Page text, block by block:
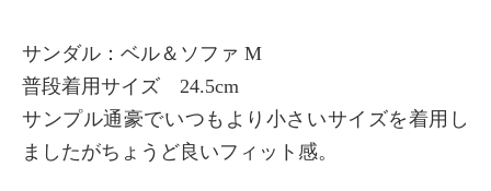
サンダル：ベル＆ソファ M
普段着用サイズ 24.5cm
サンプル通豪でいつもより小さいサイズを着用し
ましたがちょうど良いフィット感。